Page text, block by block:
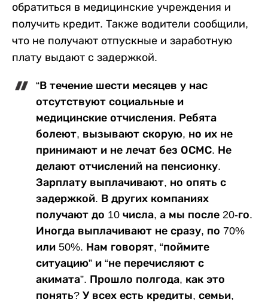
обратиться в медицинские учреждения и
получить кредит. Также водители сообщили,
что не получают отпускные и заработную
плату выдают с задержкой.
“В течение шести месяцев у нас
отсутствуют социальные и
медицинские отчисления. Ребята
болеют, вызывают скорую, но их не
принимают и не лечат без ОСМС. Не
делают отчислений на пенсионку.
Зарплату выплачивают, но опять с
задержкой. В других компаниях
получают до 10 числа, а мы после 20-го.
Иногда выплачивают не сразу, по 70%
или 50%. Нам говорят, “поймите
ситуацию” и “не перечисляют с
акимата”. Прошло полгода, как это
понять? У всех есть кредиты, семьи,